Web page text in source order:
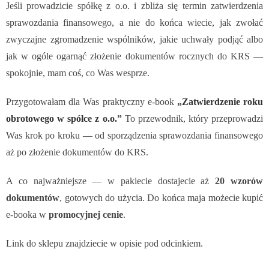
Jeśli prowadzicie spółkę z o.o. i zbliża się termin zatwierdzenia
sprawozdania finansowego, a nie do końca wiecie, jak zwołać
zwyczajne zgromadzenie wspólników, jakie uchwały podjąć albo
jak w ogóle ogarnąć złożenie dokumentów rocznych do KRS —
spokojnie, mam coś, co Was wesprze.
Przygotowałam dla Was praktyczny e-book „Zatwierdzenie roku
obrotowego w spółce z o.o.” To przewodnik, który przeprowadzi
Was krok po kroku — od sporządzenia sprawozdania finansowego
aż po złożenie dokumentów do KRS.
A co najważniejsze — w pakiecie dostajecie aż20 wzorów
dokumentów, gotowych do użycia. Do końca maja możecie kupić
e-booka w promocyjnej cenie.
Link do sklepu znajdziecie w opisie pod odcinkiem.